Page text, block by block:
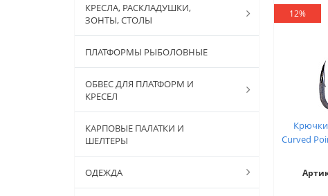
КРЕСЛА, РАСКЛАДУШКИ,
ЗОНТЫ, СТОЛЫ
ПЛАТФОРМЫ РЫБОЛОВНЫЕ
ОБВЕС ДЛЯ ПЛАТФОРМ И
КРЕСЕЛ
КАРПОВЫЕ ПАЛАТКИ И
ШЕЛТЕРЫ
ОДЕЖДА
12%
Крючки
Curved